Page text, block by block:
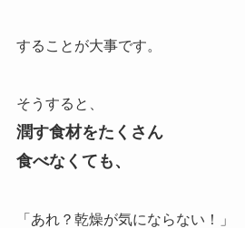
することが大事です。
そうすると、
潤す食材をたくさん
食べなくても、
「あれ？乾燥が気にならない！」